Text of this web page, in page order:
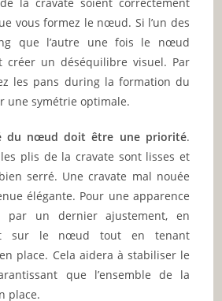
vous formez le nœud. Si l’un des
que l’autre une fois le nœud
créer un déséquilibre visuel. Par
les pans during la formation du
une symétrie optimale.
du nœud doit être une priorité.
plis de la cravate sont lisses et
serré. Une cravate mal nouée
élégante. Pour une apparence
par un dernier ajustement, en
sur le nœud tout en tenant
place. Cela aidera à stabiliser le
que l’ensemble de la
place.